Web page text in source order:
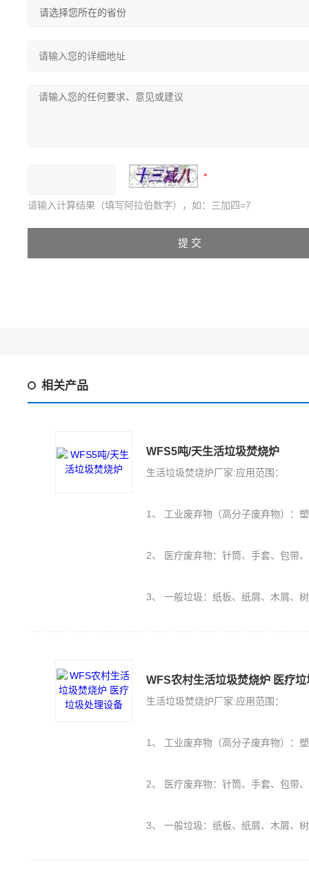
请输入计算结果（填写阿拉伯数字），如：三加四=7
相关产品
WFS5吨/天生活垃圾焚烧炉
生活垃圾焚烧炉厂家:应用范围：
1、 工业废弃物（高分子废弃物）：塑料PE、PU、橡胶（轮胎）、保丽
2、 医疗废弃物：针筒、手套、包带
3、 一般垃圾：纸板、纸屑、木屑、
WFS农村生活垃圾焚烧炉 医疗
生活垃圾焚烧炉厂家:应用范围：
1、 工业废弃物（高分子废弃物）：塑料PE、PU、橡胶（轮胎）、保丽
2、 医疗废弃物：针筒、手套、包带
3、 一般垃圾：纸板、纸屑、木屑、